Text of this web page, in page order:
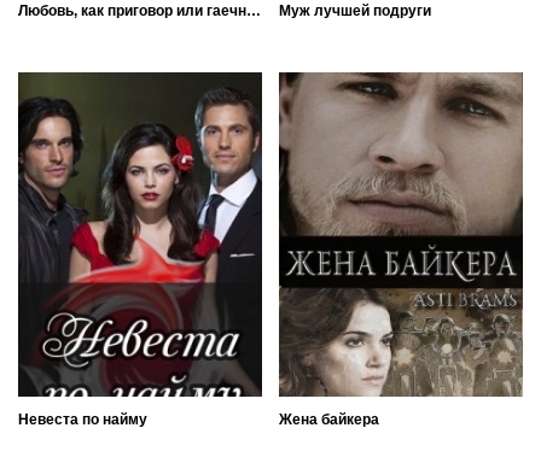
Любовь, как приговор или гаечный ключ для девушки не помеха Муж лучшей подруги
Невеста по найму Жена байкера